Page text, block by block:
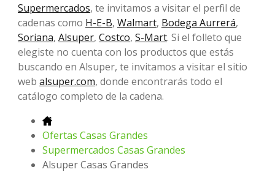
Supermercados, te invitamos a visitar el perfil de
cadenas como H-E-B, Walmart, Bodega Aurrerá,
Soriana, Alsuper, Costco, S-Mart. Si el folleto que
elegiste no cuenta con los productos que estás
buscando en Alsuper, te invitamos a visitar el sitio
web alsuper.com, donde encontrarás todo el
catálogo completo de la cadena.
Ofertas Casas Grandes
Supermercados Casas Grandes
Alsuper Casas Grandes